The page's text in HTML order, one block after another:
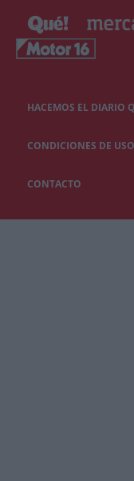
HACEMOS EL DIARIO
CONDICIONES DE
CONTACTO